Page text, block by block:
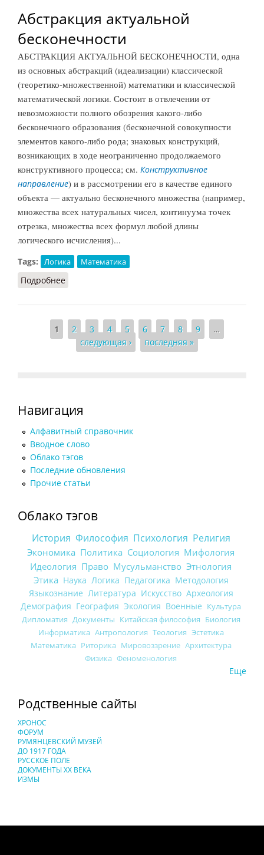
Абстракция актуальной
бесконечности
АБСТРАКЦИЯ АКТУАЛЬНОЙ БЕСКОНЕЧНОСТИ, одна
из основных абстракций (идеализации) классической
(теоретико-множественной) математики и классической
математической логики. Состоит в отвлечении от
невозможности полного обозрения какого-либо
бесконечного образования (бесконечной совокупности
элементов какого-либо рода; знаковых конструкций,
возникающих в ходе неограниченно продолжаемого
конструктивного процесса; см. Конструктивное
направление) и в рассмотрении его в качестве единого
объекта — актуально бесконечного множества (например,
множества всех натуральных чисел, континуума точек
отрезка, множества всех формул любой длины
логического исчисления)...
Tags: Логика Математика
Подробнее
Страницы
1 2 3 4 5 6 7 8 9
…
следующая ›
последняя »
Навигация
Алфавитный справочник
Вводное слово
Облако тэгов
Последние обновления
Прочие статьи
Облако тэгов
История Философия Психология Религия
Экономика Политика Социология Мифология
Идеология Право Мусульманство Этнология
Этика Наука Логика Педагогика Методология
Языкознание Литература Искусство Археология
Демография География Экология Военные Культура
Дипломатия Документы Китайская философия Биология
Информатика Антропология Теология Эстетика
Математика Риторика Мировоззрение Архитектура
Физика Феноменология
Еще
Родственные сайты
ХРОНОС
ФОРУМ
РУМЯНЦЕВСКИЙ МУЗЕЙ
ДО 1917 ГОДА
РУССКОЕ ПОЛЕ
ДОКУМЕНТЫ XX ВЕКА
ИЗМЫ